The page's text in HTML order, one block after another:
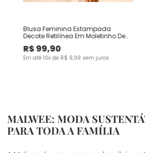
Blusa Feminina Estampada
Decote Retilínea Em Moletinho De
Viscose
R$99,90
Em até10x de R$ 9,99 sem juros
MALWEE: MODA
PARA TODA A FAMÍLIA